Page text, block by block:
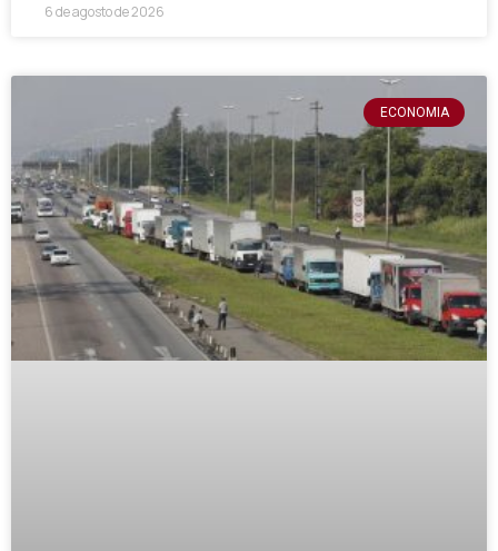
6 de agosto de 2026
ECONOMIA